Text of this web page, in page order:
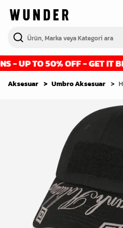
- UP TO 50% OFF - GET IT
Aksesuar Umbro Aksesuar